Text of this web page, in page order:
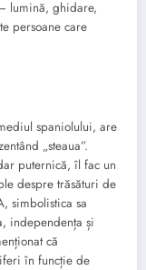
lumină, ghidare,
persoane care
spaniolului, are
„steaua”.
puternică, îl fac un
despre trăsături de
simbolistica sa
independența și
că
în funcție de